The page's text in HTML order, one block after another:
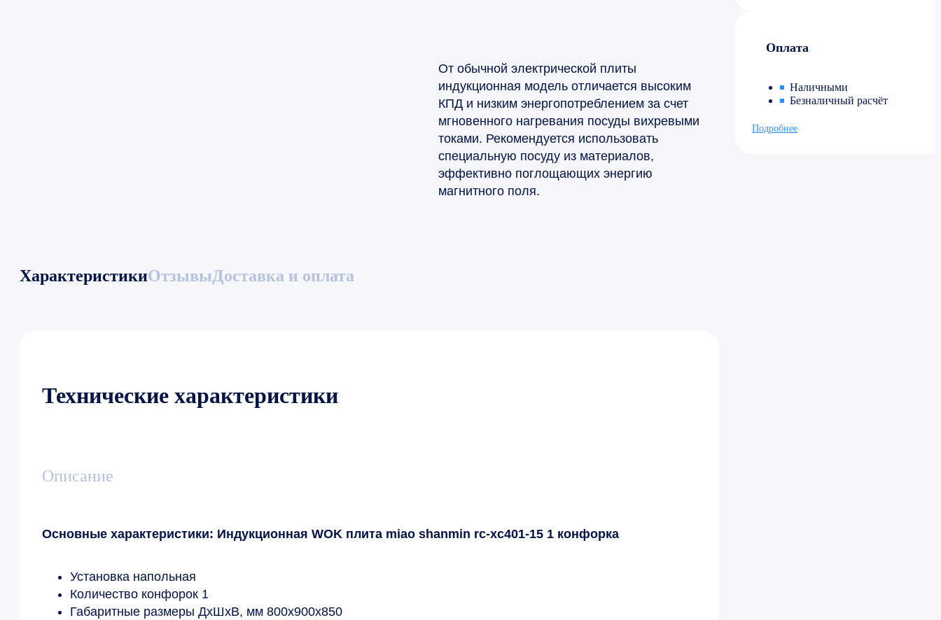
От обычной электрической плиты
индукционная модель отличается высоким
КПД и низким энергопотреблением за счет
мгновенного нагревания посуды вихревыми
токами. Рекомендуется использовать
специальную посуду из материалов,
эффективно поглощающих энергию
магнитного поля.
ХарактеристикиОтзывыДоставка и оплата
Технические характеристики
Описание
Основные характеристики: Индукционная WOK плита miao shanmin rc-xc401-15 1 конфорка
Установка напольная
Количество конфорок 1
Габаритные размеры ДхШхВ, мм 800х900х850
Оплата
Наличными
Безналичный расчёт
Подробнее